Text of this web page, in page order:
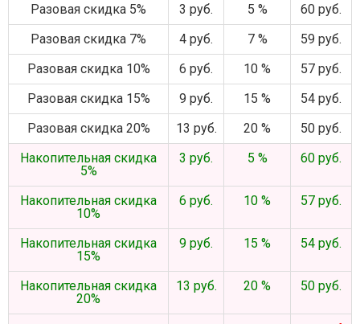
Разовая скидка 5% 3 руб. 5 %
60 руб.
Разовая скидка 7%
4 руб. 7 %
59 руб.
Разовая скидка 10%
6 руб. 10 %
57 руб.
Разовая скидка 15%
9 руб. 15 %
54 руб.
Разовая скидка 20%
13 руб. 20 %
50 руб.
Накопительная скидка
5%
3 руб. 5 % 60 руб.
Накопительная скидка
10%
6 руб. 10 % 57 руб.
Накопительная скидка
15%
9 руб. 15 % 54 руб.
Накопительная скидка
20%
13 руб. 20 % 50 руб.